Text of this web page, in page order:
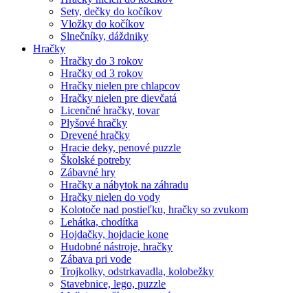
Sety, dečky do kočíkov
Vložky do kočíkov
Slnečníky, dáždniky
Hračky
Hračky do 3 rokov
Hračky od 3 rokov
Hračky nielen pre chlapcov
Hračky nielen pre dievčatá
Licenčné hračky, tovar
Plyšové hračky
Drevené hračky
Hracie deky, penové puzzle
Školské potreby
Zábavné hry
Hračky a nábytok na záhradu
Hračky nielen do vody
Kolotoče nad postieľku, hračky so zvukom
Lehátka, chodítka
Hojdačky, hojdacie kone
Hudobné nástroje, hračky
Zábava pri vode
Trojkolky, odstrkavadla, kolobežky
Stavebnice, lego, puzzle